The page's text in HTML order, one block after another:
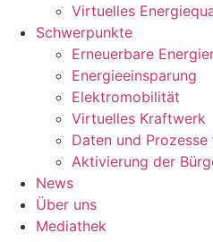
Virtuelles
Schwerpunkte
Erneuerbare
Energieeinsparung
Elektromobilität
Virtuelles Kraftwerk
Daten und
Aktivierung der
News
Über uns
Mediathek